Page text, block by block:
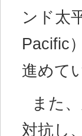
ンド太
Pacific
進めて
また
対抗し